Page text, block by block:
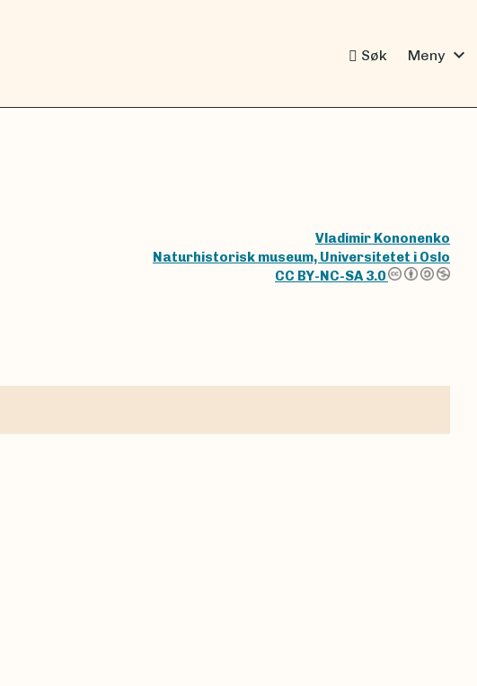
Søk Meny expand_more
Vladimir Kononenko
Naturhistorisk museum, Universitetet i Oslo
CC BY-NC-SA 3.0